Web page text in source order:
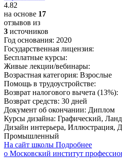
4.82
на основе 17
отзывов из
3 источников
Год основания: 2020
Государственная лицензия:
Бесплатные курсы:
Живые лекции/вебинары:
Возрастная категория: Взрослые
Помощь в трудоустройстве:
Возврат налогового вычета (13%):
Возврат средств: 30 дней
Документ об окончании: Диплом
Курсы дизайна: Графический,
Дизайн интерьера, Иллюстрация,
Промышленный
На сайт школы Подробнее
о Московский институт